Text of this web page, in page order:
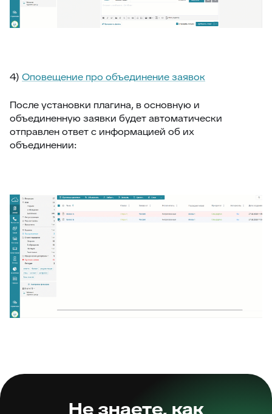
4) Оповещение про объединение заявок
После установки плагина, в основную и
объединенную заявки будет автоматически
отправлен ответ с информацией об их
объединении:
Не знаете, как